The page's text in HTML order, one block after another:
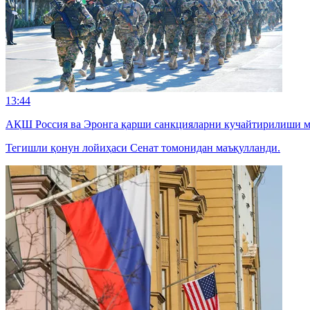
13:44
АҚШ Россия ва Эронга қарши санкцияларни кучайтирилиши
Тегишли қонун лойиҳаси Сенат томонидан маъқулланди.